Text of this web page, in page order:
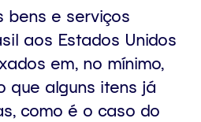
bens e serviços
aos Estados Unidos
em, no mínimo,
que alguns itens já
como é o caso do